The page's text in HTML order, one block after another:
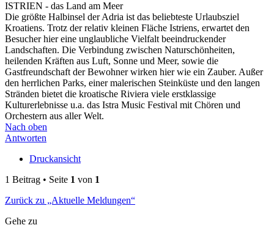
ISTRIEN - das Land am Meer
Die größte Halbinsel der Adria ist das beliebteste Urlaubsziel
Kroatiens. Trotz der relativ kleinen Fläche Istriens, erwartet den
Besucher hier eine unglaubliche Vielfalt beeindruckender
Landschaften. Die Verbindung zwischen Naturschönheiten,
heilenden Kräften aus Luft, Sonne und Meer, sowie die
Gastfreundschaft der Bewohner wirken hier wie ein Zauber. Außer
den herrlichen Parks, einer malerischen Steinküste und den langen
Stränden bietet die kroatische Riviera viele erstklassige
Kulturerlebnisse u.a. das Istra Music Festival mit Chören und
Orchestern aus aller Welt.
Nach oben
Antworten
Druckansicht
1 Beitrag • Seite 1 von 1
Zurück zu „Aktuelle Meldungen“
Gehe zu